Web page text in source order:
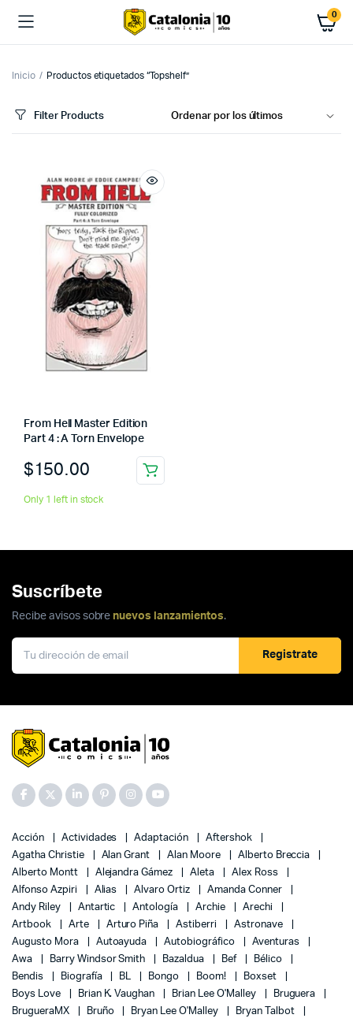
0
Inicio Productos etiquetados “Topshelf”
Filter Products
From Hell Master Edition
Part 4 : A Torn Envelope
$150.00
Only 1 left in stock
Suscríbete
Recibe avisos sobre nuevos lanzamientos.
Registrate
Acción Actividades Adaptación
Aftershok
Agatha Christie
Alan Grant Alan Moore
Alberto Breccia
Alberto Montt
Alejandra Gámez Aleta
Alex Ross
Alfonso Azpiri
Alias Alvaro Ortiz
Amanda Conner
Andy Riley
Antartic Antología Archie
Arechi
Artbook
Arte Arturo Piña Astiberri
Astronave
Augusto Mora
Autoayuda Autobiográfico
Aventuras
Awa
Barry Windsor Smith Bazaldua Bef
Bélico
Bendis
Biografía BL Bongo Boom!
Boxset
Boys Love
Brian K. Vaughan Brian Lee O'Malley
Bruguera
BrugueraMX
Bruño Bryan Lee O'Malley
Bryan Talbot